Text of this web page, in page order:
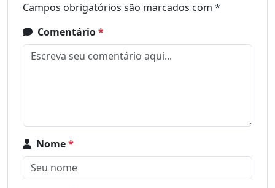
Campos obrigatórios são marcados com *
Comentário*
Nome*